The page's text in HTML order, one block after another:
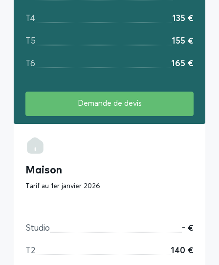
T4 135 €
T5 155 €
T6 165 €
Demande de devis
Maison
Tarif au 1er janvier 2026
Studio - €
T2 140 €